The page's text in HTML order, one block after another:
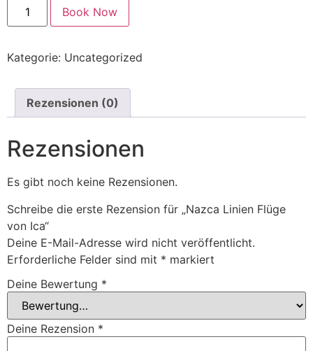
Book Now
Kategorie: Uncategorized
Rezensionen (0)
Rezensionen
Es gibt noch keine Rezensionen.
Schreibe die erste Rezension für „Nazca Linien Flüge
von Ica“
Deine E-Mail-Adresse wird nicht veröffentlicht.
Erforderliche Felder sind mit * markiert
Deine Bewertung *
Deine Rezension *